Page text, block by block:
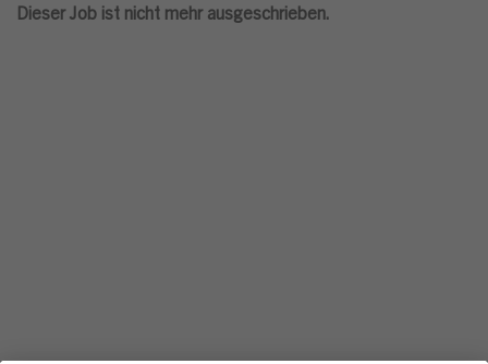
Dieser Job ist nicht mehr ausgeschrieben.